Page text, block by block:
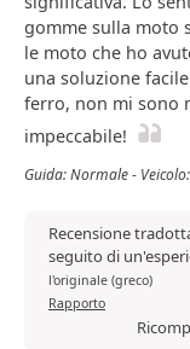
gomme sulla moto
le moto che ho
una soluzione
ferro, non mi sono
impeccabile!
Guida: Normale -
Recensione
seguito di
l'originale (greco)
Rapporto